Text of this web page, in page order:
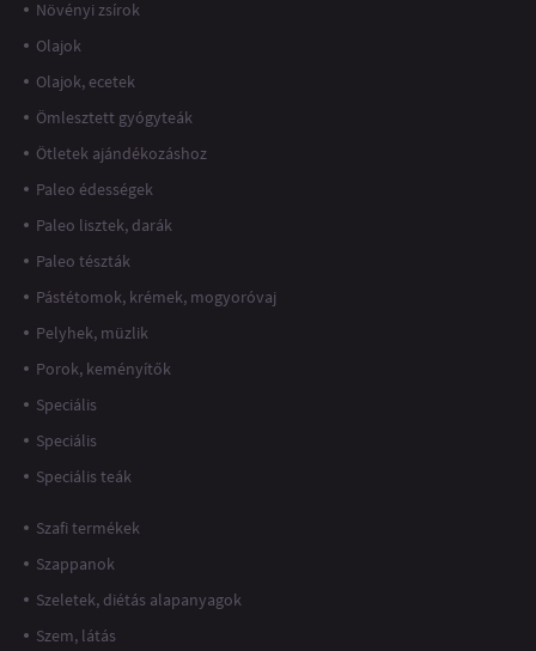
Növényi zsírok
Olajok
Olajok, ecetek
Ömlesztett gyógyteák
Ötletek ajándékozáshoz
Paleo édességek
Paleo lisztek, darák
Paleo tészták
Pástétomok, krémek, mogyoróvaj
Pelyhek, müzlik
Porok, keményítők
Speciális
Speciális
Speciális teák
Szafi termékek
Szappanok
Szeletek, diétás alapanyagok
Szem, látás